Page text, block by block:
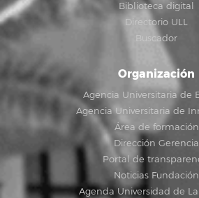
Biblioteca digital
Directorio ULL
Buscador
Organización
Agencia Universitaria de
Agencia Universitaria de
Área de formación
Dirección Gerencia
Portal de
Noticias Fundación
Agenda Universidad de